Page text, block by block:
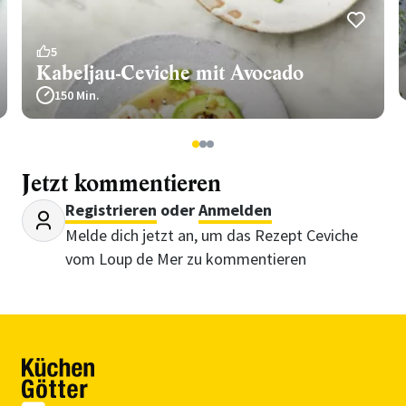
5
Kabeljau-Ceviche mit Avocado
150 Min.
123
Jetzt kommentieren
Registrieren oderAnmelden
Melde dich jetzt an, um das Rezept Ceviche
vom Loup de Mer zu kommentieren